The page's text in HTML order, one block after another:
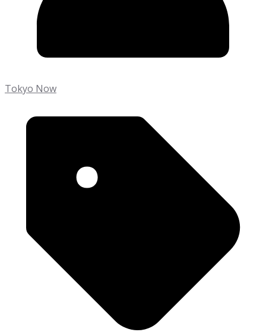
Tokyo Now